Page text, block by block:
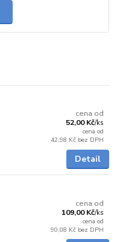
cena od
52,00 Kč/ks
cena od
42,98 Kč bez DPH
Detail
cena od
109,00 Kč/ks
cena od
90,08 Kč bez DPH